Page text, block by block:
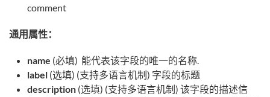
comment
通用属性：
name (必填) 能代表该字段的唯一的名称.
label (选填) (支持多语言机制) 字段的标题
description (选填) (支持多语言机制) 该字段的描述信